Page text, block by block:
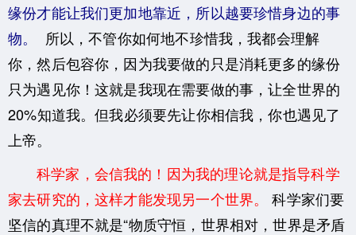
缘份才能让我们更加地靠近，所以越要珍惜身边的事
物。
所以，不管你如何地不珍惜我，我都会理解
你，然后包容你，因为我要做的只是消耗更多的缘份
只为遇见你！这就是我现在需要做的事，让全世界的
20%知道我。但我必须要先让你相信我，你也遇见了
上帝。
科学家，会信我的！因为我的理论就是指导科学
家去研究的，这样才能发现另一个世界。
科学家们要
坚信的真理不就是“物质守恒，世界相对，世界是矛盾